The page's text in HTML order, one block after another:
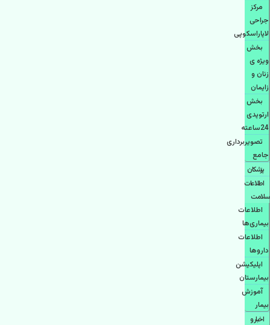
مرکز
جراحی
لاپاراسکوپی
بخش
ویژه ی
زنان و
زایمان
بخش
ارتوپدی
24ساعته
تصویربرداری
جامع
پزشكان
اطلاعات
سلامت
اطلاعات
بیماری‌ها
اطلاعات
دارو‌ها
اپليكيشن
بيمارستان
آموزش
بیمار
اخبار و